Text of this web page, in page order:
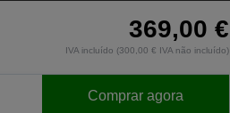
369,00 €
IVA incluído (300,00 € IVA não incluído)
Comprar agora